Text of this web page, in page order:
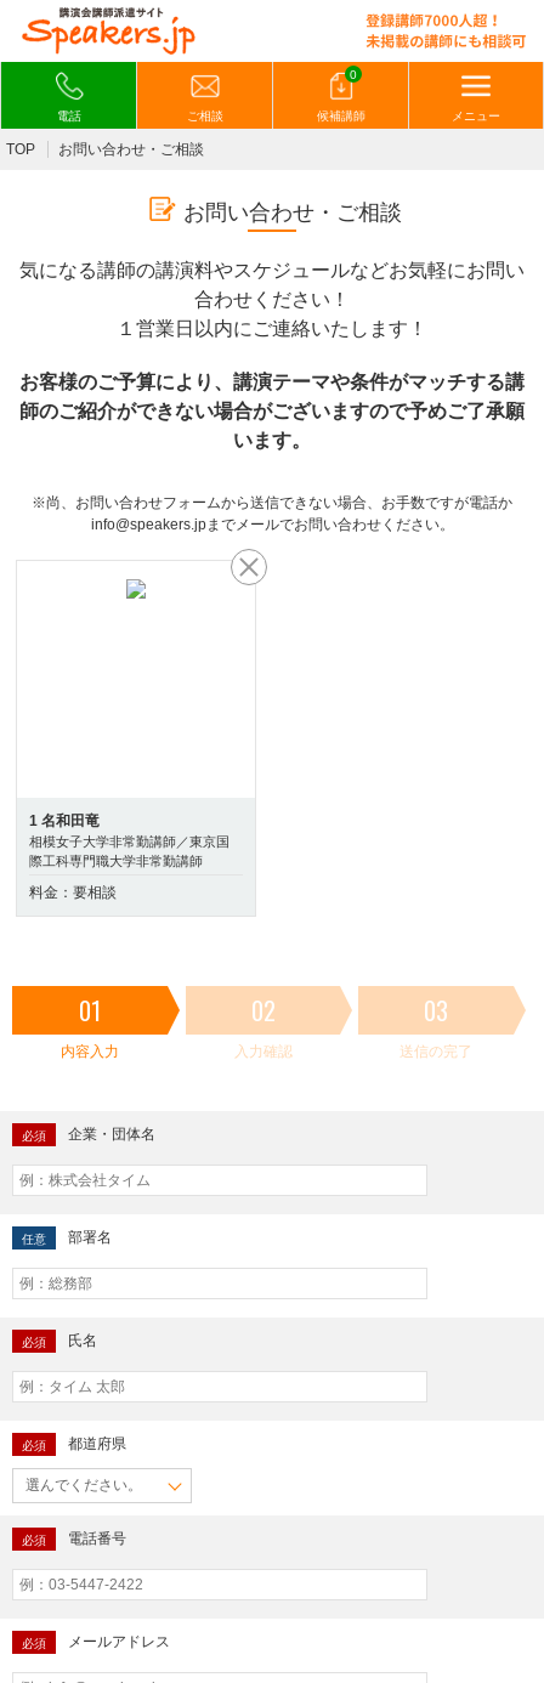
電話 ご相談
0
候補講師 メニュー
TOP お問い合わせ・ご相談
お問い合わせ・ご相談
気になる講師の講演料やスケジュールなどお気軽にお問い
合わせください！
１営業日以内にご連絡いたします！
お客様のご予算により、講演テーマや条件がマッチする講
師のご紹介ができない場合がございますので予めご了承願
います。
※尚、お問い合わせフォームから送信できない場合、お手数ですが電話か
info@speakers.jpまでメールでお問い合わせください。
1 名和田竜
相模女子大学非常勤講師／東京国
際工科専門職大学非常勤講師
料金：要相談
01
内容入力
02
入力確認
03
送信の完了
必須 企業・団体名
任意 部署名
必須 氏名
必須 都道府県
必須 電話番号
必須 メールアドレス